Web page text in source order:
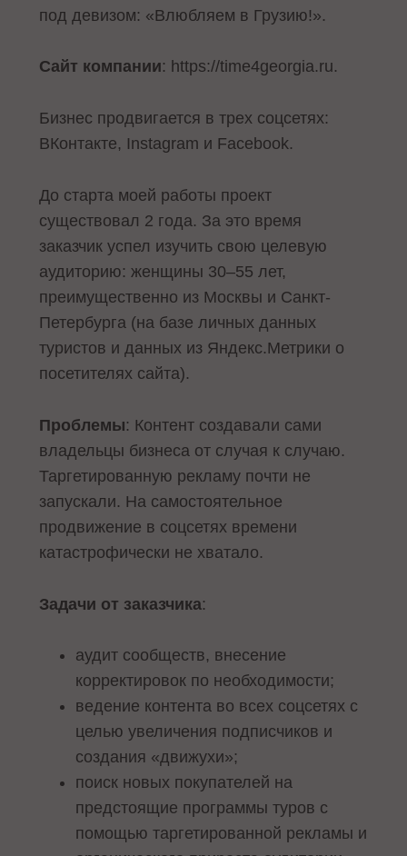
под девизом: «Влюбляем в Грузию!».
Сайт компании: https://time4georgia.ru.
Бизнес продвигается в трех соцсетях:
ВКонтакте, Instagram и Facebook.
До старта моей работы проект
существовал 2 года. За это время
заказчик успел изучить свою целевую
аудиторию: женщины 30–55 лет,
преимущественно из Москвы и Санкт-
Петербурга (на базе личных данных
туристов и данных из Яндекс.Метрики о
посетителях сайта).
Проблемы: Контент создавали сами
владельцы бизнеса от случая к случаю.
Таргетированную рекламу почти не
запускали. На самостоятельное
продвижение в соцсетях времени
катастрофически не хватало.
Задачи от заказчика:
аудит сообществ, внесение
корректировок по необходимости;
ведение контента во всех соцсетях с
целью увеличения подписчиков и
создания «движухи»;
поиск новых покупателей на
предстоящие программы туров с
помощью таргетированной рекламы и